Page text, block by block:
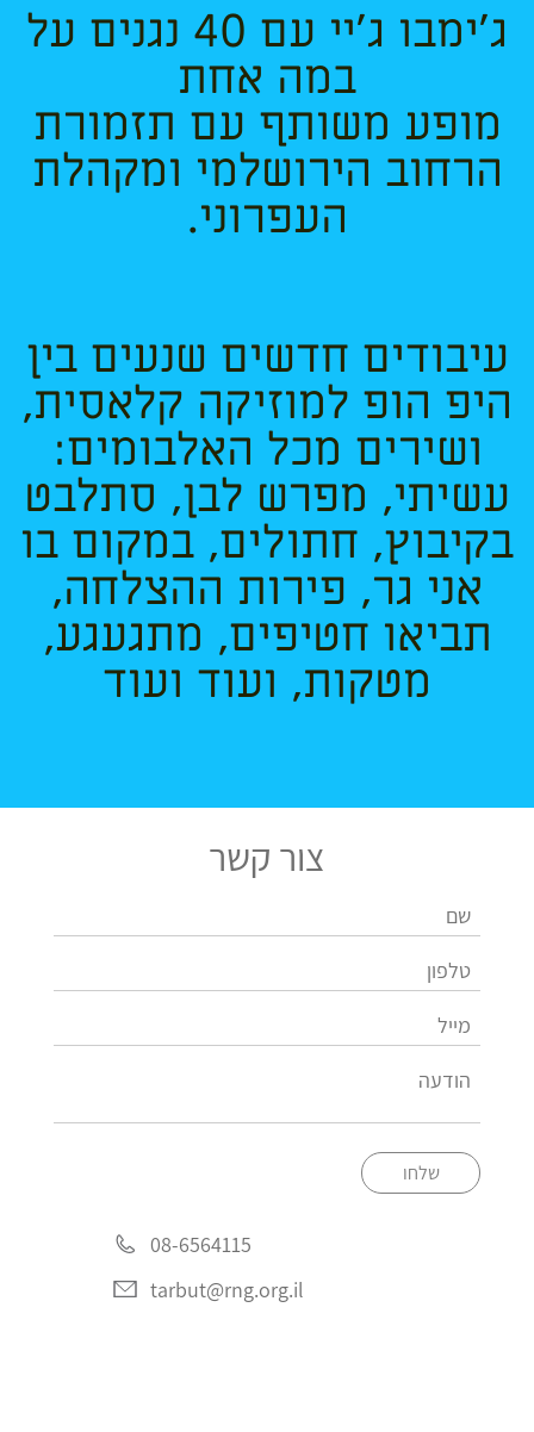
ג'ימבו ג'יי עם 40 נגנים על
במה אחת
מופע משותף עם תזמורת
הרחוב הירושלמי ומקהלת
העפרוני.
עיבודים חדשים שנעים בין
היפ הופ למוזיקה קלאסית,
ושירים מכל האלבומים:
עשיתי, מפרש לבן, סתלבט
בקיבוץ, חתולים, במקום בו
אני גר, פירות ההצלחה,
תביאו חטיפים, מתגעגע,
מטקות, ועוד ועוד
צור קשר
שלחו
08-6564115
tarbut@rng.org.il